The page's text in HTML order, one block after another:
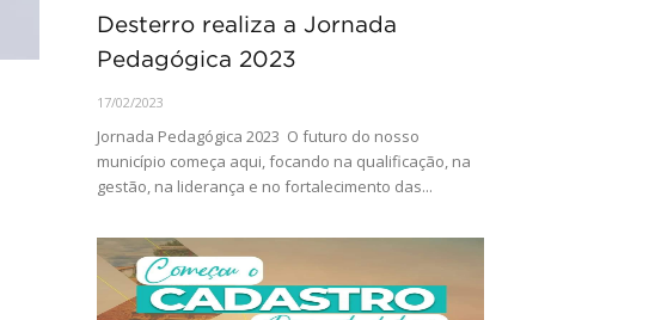
Desterro realiza a Jornada
Pedagógica 2023
17/02/2023
Jornada Pedagógica 2023 O futuro do nosso
município começa aqui, focando na qualificação, na
gestão, na liderança e no fortalecimento das...